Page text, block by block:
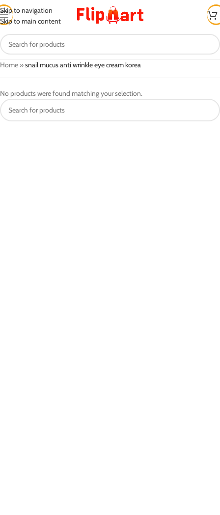
Skip to navigation
Skip to main content
Home »snail mucus anti wrinkle eye cream korea
No products were found matching your selection.